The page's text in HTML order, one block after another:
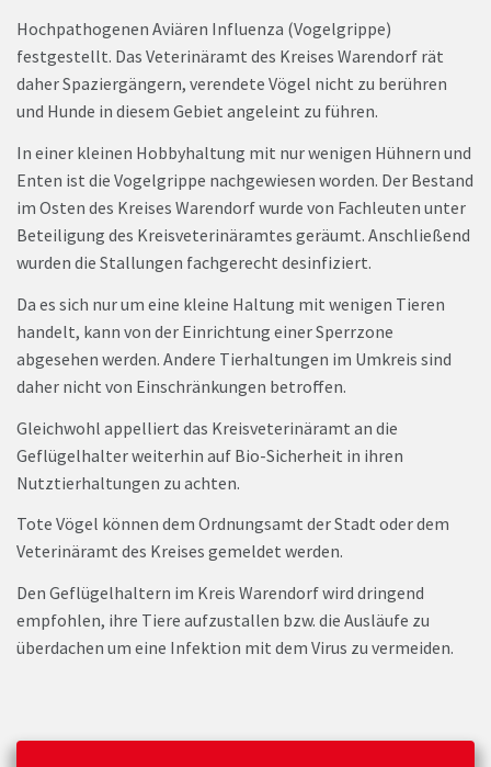
Hochpathogenen Aviären Influenza (Vogelgrippe)
festgestellt. Das Veterinäramt des Kreises Warendorf rät
daher Spaziergängern, verendete Vögel nicht zu berühren
und Hunde in diesem Gebiet angeleint zu führen.
In einer kleinen Hobbyhaltung mit nur wenigen Hühnern und
Enten ist die Vogelgrippe nachgewiesen worden. Der Bestand
im Osten des Kreises Warendorf wurde von Fachleuten unter
Beteiligung des Kreisveterinäramtes geräumt. Anschließend
wurden die Stallungen fachgerecht desinfiziert.
Da es sich nur um eine kleine Haltung mit wenigen Tieren
handelt, kann von der Einrichtung einer Sperrzone
abgesehen werden. Andere Tierhaltungen im Umkreis sind
daher nicht von Einschränkungen betroffen.
Gleichwohl appelliert das Kreisveterinäramt an die
Geflügelhalter weiterhin auf Bio-Sicherheit in ihren
Nutztierhaltungen zu achten.
Tote Vögel können dem Ordnungsamt der Stadt oder dem
Veterinäramt des Kreises gemeldet werden.
Den Geflügelhaltern im Kreis Warendorf wird dringend
empfohlen, ihre Tiere aufzustallen bzw. die Ausläufe zu
überdachen um eine Infektion mit dem Virus zu vermeiden.